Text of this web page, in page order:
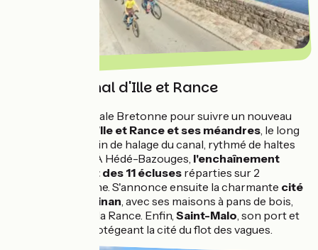
Au fil du Canal d'Ille et Rance
On quitte la capitale Bretonne pour suivre un nouveau
canal d’Ile et Rance et ses méandres, le long
de l’ancien chemin de halage du canal, rythmé de haltes
et découvertes. À Hédé-Bazouges, l'enchaînement
impressionnant des 11 écluses réparties sur 2
kilomètres étonne. S'annonce ensuite la charmante cité
médiévale de Dinan, avec ses maisons à pans de bois,
niché au pied de la Rance. Enfin, Saint-Malo, son port et
ses remparts, protégeant la cité du flot des vagues.